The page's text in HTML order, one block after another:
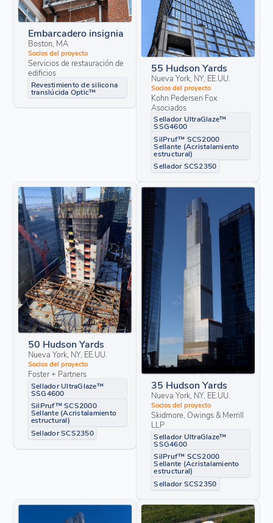
Embarcadero insignia
Boston, MA
Socios del proyecto
Servicios de restauración de
edificios
Revestimiento de silicona
translúcida Optic™
55 Hudson Yards
Nueva York, NY, EE.UU.
Socios del proyecto
Kohn Pedersen Fox
Asociados
Sellador UltraGlaze™
SSG4600
SilPruf™ SCS2000
Sellante (Acristalamiento
estructural)
Sellador SCS2350
50 Hudson Yards
Nueva York, NY, EE.UU.
Socios del proyecto
Foster + Partners
Sellador UltraGlaze™
SSG4600
SilPruf™ SCS2000
Sellante (Acristalamiento
estructural)
Sellador SCS2350
35 Hudson Yards
Nueva York, NY, EE.UU.
Socios del proyecto
Skidmore, Owings & Merrill
LLP
Sellador UltraGlaze™
SSG4600
SilPruf™ SCS2000
Sellante (Acristalamiento
estructural)
Sellador SCS2350